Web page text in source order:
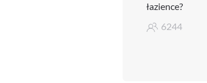
łazience?
6244